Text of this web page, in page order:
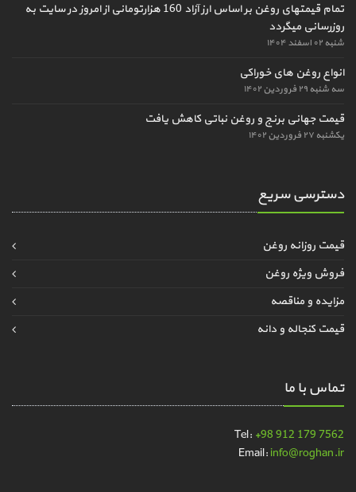
تمام قیمتهای روغن بر اساس ارز آزاد 160 هزارتومانی از امروز در سایت به
روزرسانی میگردد
شنبه ۰۲ اسفند ۱۴۰۴
انواع روغن های خوراکی
سه شنبه ۲۹ فروردین ۱۴۰۲
قیمت جهانی برنج و روغن نباتی کاهش یافت
یکشنبه ۲۷ فروردین ۱۴۰۲
دسترسی سریع
قیمت روزانه روغن
فروش ویژه روغن
مزایده و مناقصه
قیمت کنجاله و دانه
تماس با ما
Tel: +98 912 179 7562
Email:info@roghan.ir